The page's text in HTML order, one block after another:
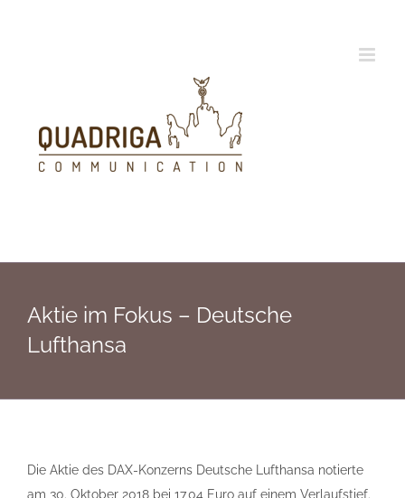
Aktie im Fokus – Deutsche
Lufthansa
Die Aktie des DAX-Konzerns Deutsche Lufthansa notierte
am 30. Oktober 2018 bei 17,04 Euro auf einem Verlaufstief.